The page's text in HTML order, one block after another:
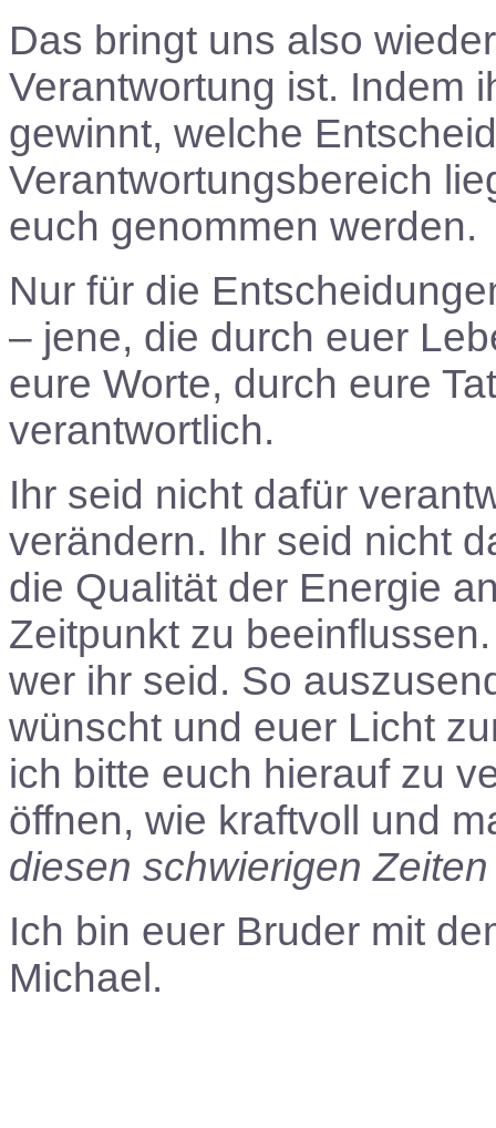
Das bringt uns also
Verantwortung ist. Indem
gewinnt, welche
Verantwortungsbereich
euch genommen werden.
Nur für die
– jene, die durch euer
eure Worte, durch eure
verantwortlich.
Ihr seid nicht dafür
verändern. Ihr seid nicht
die Qualität der Energie
Zeitpunkt zu
wer ihr seid. So
wünscht und euer Licht
ich bitte euch hierauf zu
öffnen, wie kraftvoll und
diesen schwierigen
Ich bin euer Bruder mit
Michael.